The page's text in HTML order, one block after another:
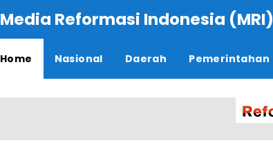
Media Reformasi Indonesia (MRI)
Home Nasional Daerah Pemerintahan